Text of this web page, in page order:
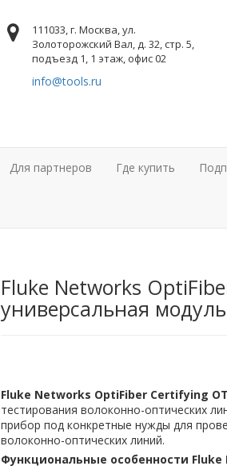
111033, г. Москва, ул.
Золоторожский Вал, д. 32, стр. 5,
подъезд 1, 1 этаж, офис 02
info@tools.ru
Для партнеров Где купить
Fluke Networks
универсальная
Fluke Networks OptiFiber Certifying
тестирования волоконно-оптических
прибор под конкретные нужды для
волоконно-оптических линий.
Функциональные особенности